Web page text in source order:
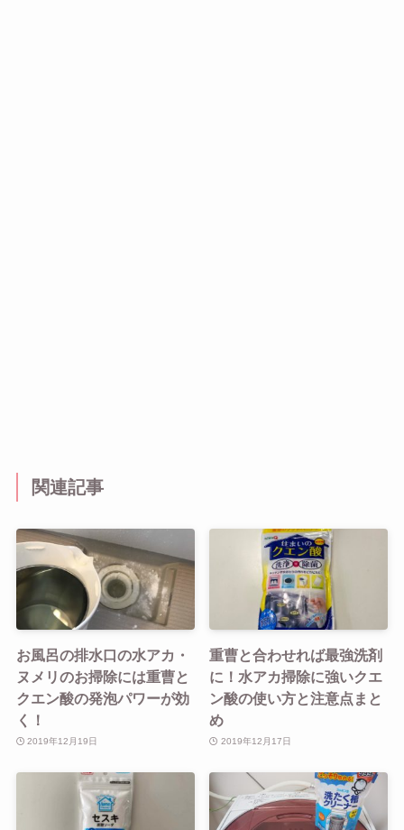
関連記事
お風呂の排水口の水アカ・
ヌメリのお掃除には重曹と
クエン酸の発泡パワーが効
く！
2019年12月19日
重曹と合わせれば最強洗剤
に！水アカ掃除に強いクエ
ン酸の使い方と注意点まと
め
2019年12月17日